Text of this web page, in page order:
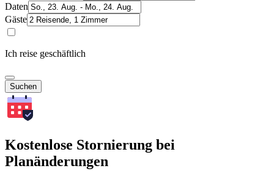
Daten
Gäste
Ich reise geschäftlich
Suchen
Kostenlose Stornierung bei
Planänderungen